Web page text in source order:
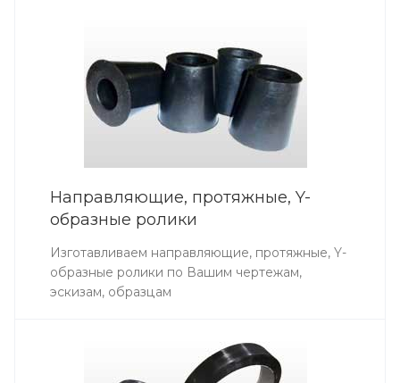
Направляющие, протяжные, Y-
образные ролики
Изготавливаем направляющие, протяжные, Y-
образные ролики по Вашим чертежам,
эскизам, образцам